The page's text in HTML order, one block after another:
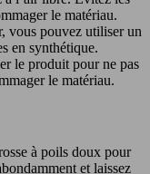
le matériau.
vous pouvez utiliser un
en synthétique.
le produit pour ne pas
le matériau.
à poils doux pour
et laissez